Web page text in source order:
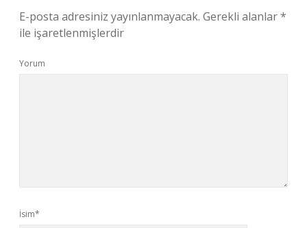
E-posta adresiniz yayınlanmayacak. Gerekli alanlar*
ile işaretlenmişlerdir
Yorum
İsim*